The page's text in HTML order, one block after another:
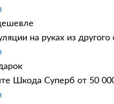
на руках из
Шкода Суперб от 50